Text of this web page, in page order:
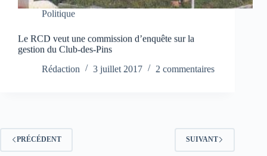
Politique
Le RCD veut une commission d’enquête sur la
gestion du Club-des-Pins
Rédaction
3 juillet 2017 2 commentaires
PRÉCÉDENT SUIVANT